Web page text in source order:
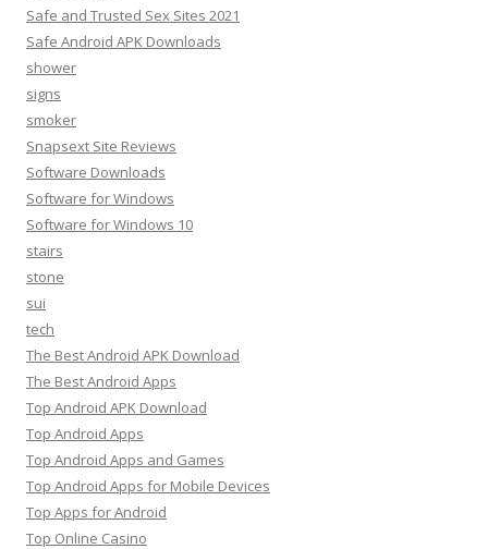
Safe and Trusted Sex Sites 2021
Safe Android APK Downloads
shower
signs
smoker
Snapsext Site Reviews
Software Downloads
Software for Windows
Software for Windows 10
stairs
stone
sui
tech
The Best Android APK Download
The Best Android Apps
Top Android APK Download
Top Android Apps
Top Android Apps and Games
Top Android Apps for Mobile Devices
Top Apps for Android
Top Online Casino